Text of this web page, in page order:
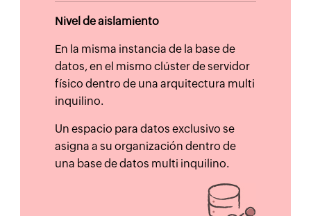
Nivel de aislamiento
En la misma instancia de la base de
datos, en el mismo clúster de servidor
físico dentro de una arquitectura multi
inquilino.
Un espacio para datos exclusivo se
asigna a su organización dentro de
una base de datos multi inquilino.